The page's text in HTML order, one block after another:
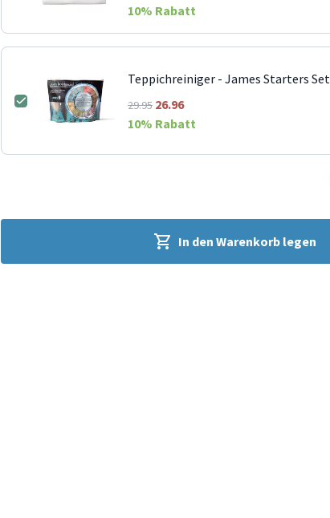
10% Rabatt
Teppichreiniger - James Starters Set
29.95 26.96
10% Rabatt
In den Warenkorb legen